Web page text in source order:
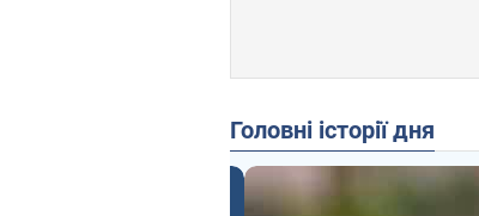
Головні історії дня